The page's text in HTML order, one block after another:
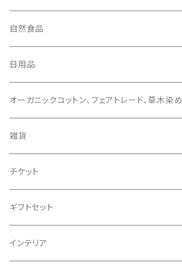
自然食品
おやつ
アレルギー対応
調味料
日用品
コスメティック
せっけん類
その他
オーガニックコットン､フェアトレード､草木染め
こども
レディース
雑貨
かご
布
小物類
チケット
ギフトセット
インテリア